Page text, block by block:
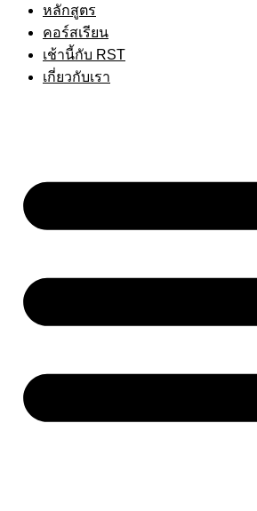
หลักสูตร
คอร์สเรียน
เช้านี้กับ RST
เกี่ยวกับเรา